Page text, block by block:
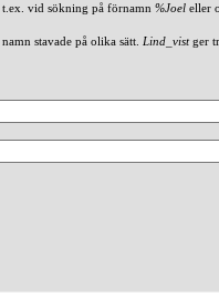
vid sökning på förnamn %Joel eller
stavade på olika sätt. Lind_vistger